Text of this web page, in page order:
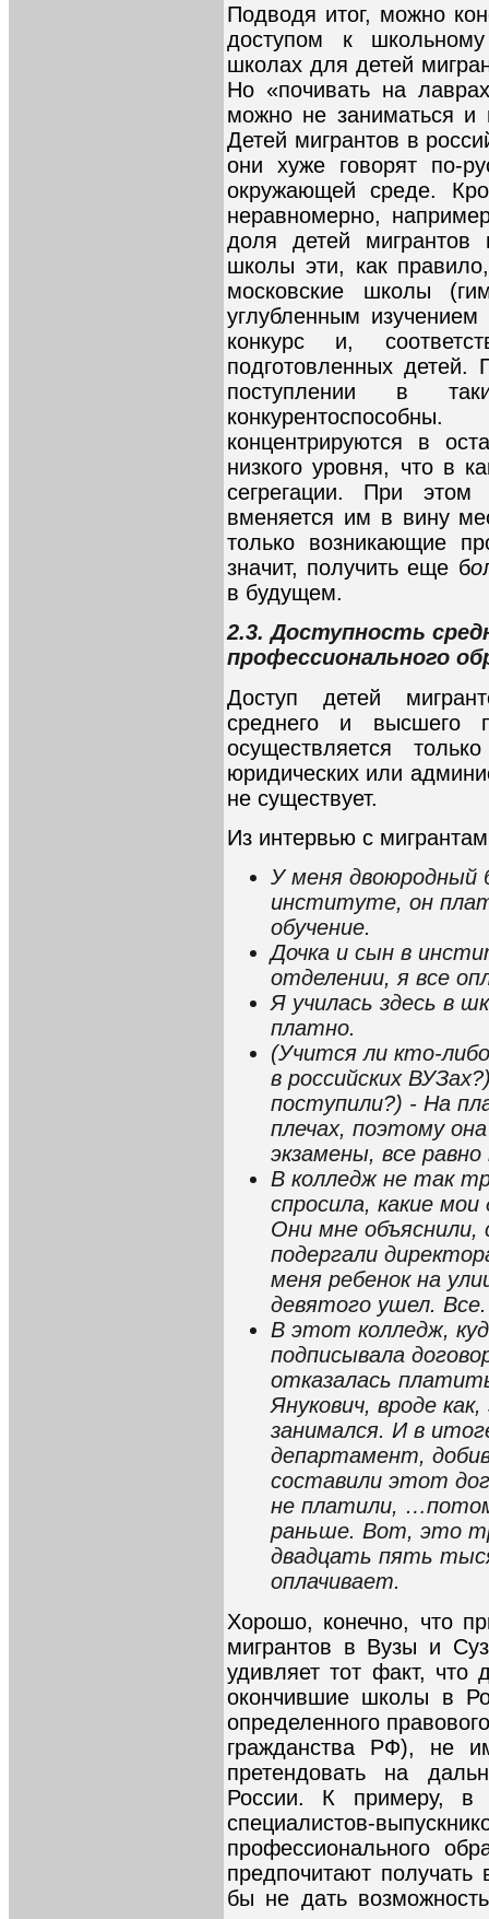
Подводя итог, можно
доступом к
школах для детей
Но «почивать на
можно не заниматься и
Детей мигрантов в
они хуже говорят по-
окружающей среде.
неравномерно,
доля детей мигрантов
школы эти, как
московские школы
углубленным
конкурс и,
подготовленных детей.
поступлении в
концентрируются в
низкого уровня, что в
сегрегации. При
вменяется им в вину
только возникающие
значит, получить еще бо
в будущем.
2.3. Доступность
профессионального
Доступ детей
среднего и высшего
осуществляется
юридических или
не существует.
Из интервью с
У меня двоюродный
институте, он
обучение.
Дочка и сын в
отделении, я все
Я училась здесь в
платно.
(Учится ли кто-
в российских
поступили?) - На
плечах, поэтому
экзамены, все
В колледж не так
спросила, какие
Они мне объяснили,
подергали
меня ребенок на
девятого ушел. Все.
В этот колледж,
подписывала
отказалась
Янукович, вроде
занимался. И в
департамент,
составили этот
не платили,
раньше. Вот, это
двадцать пять
оплачивает.
Хорошо, конечно, что
мигрантов в Вузы и
удивляет тот факт, что
окончившие школы в
определенного
гражданства РФ), не
претендовать на
России. К примеру, в
специалистов-
профессионального
предпочитают
бы не дать